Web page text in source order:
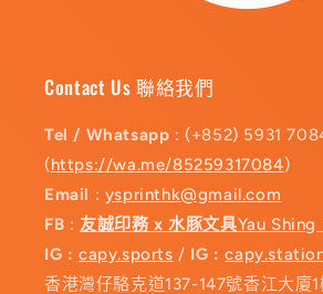
Contact Us 聯絡我們
Tel / Whatsapp : (+852) 5931
(https://wa.me/85259317084)
Email : ysprinthk@gmail.com
FB :友誠印務 x 水豚文具Yau
IG : capy.sports / IG :
香港灣仔駱克道137-147號香江大廈